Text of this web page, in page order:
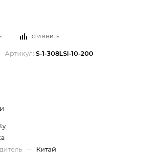
СРАВНИТЬ
Артикул: S-1-308LSI-10-200
— Китай